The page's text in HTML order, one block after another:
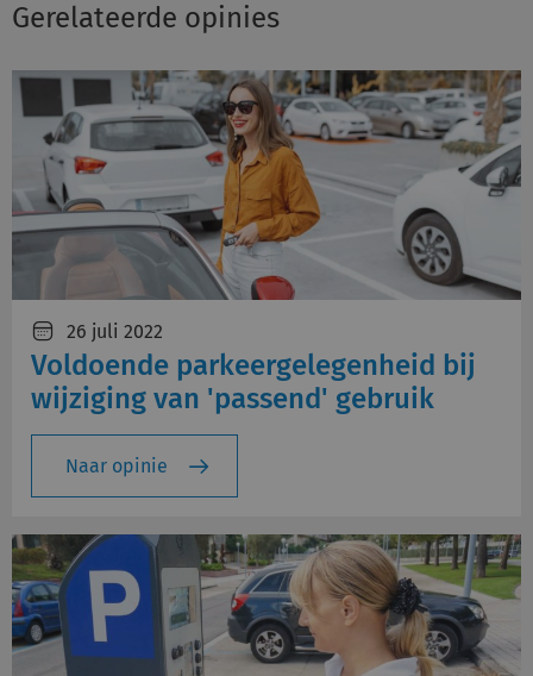
Gerelateerde opinies
26 juli 2022
Voldoende parkeergelegenheid bij
wijziging van 'passend' gebruik
Naar opinie